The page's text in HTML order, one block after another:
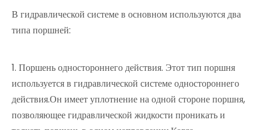
В гидравлической системе в основном используются два
типа поршней:
1. Поршень одностороннего действия. Этот тип поршня
используется в гидравлической системе одностороннего
действия.Он имеет уплотнение на одной стороне поршня,
позволяющее гидравлической жидкости проникать и